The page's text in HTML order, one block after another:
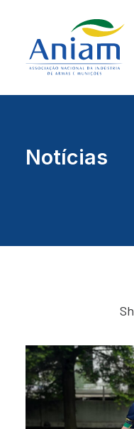
Notícias